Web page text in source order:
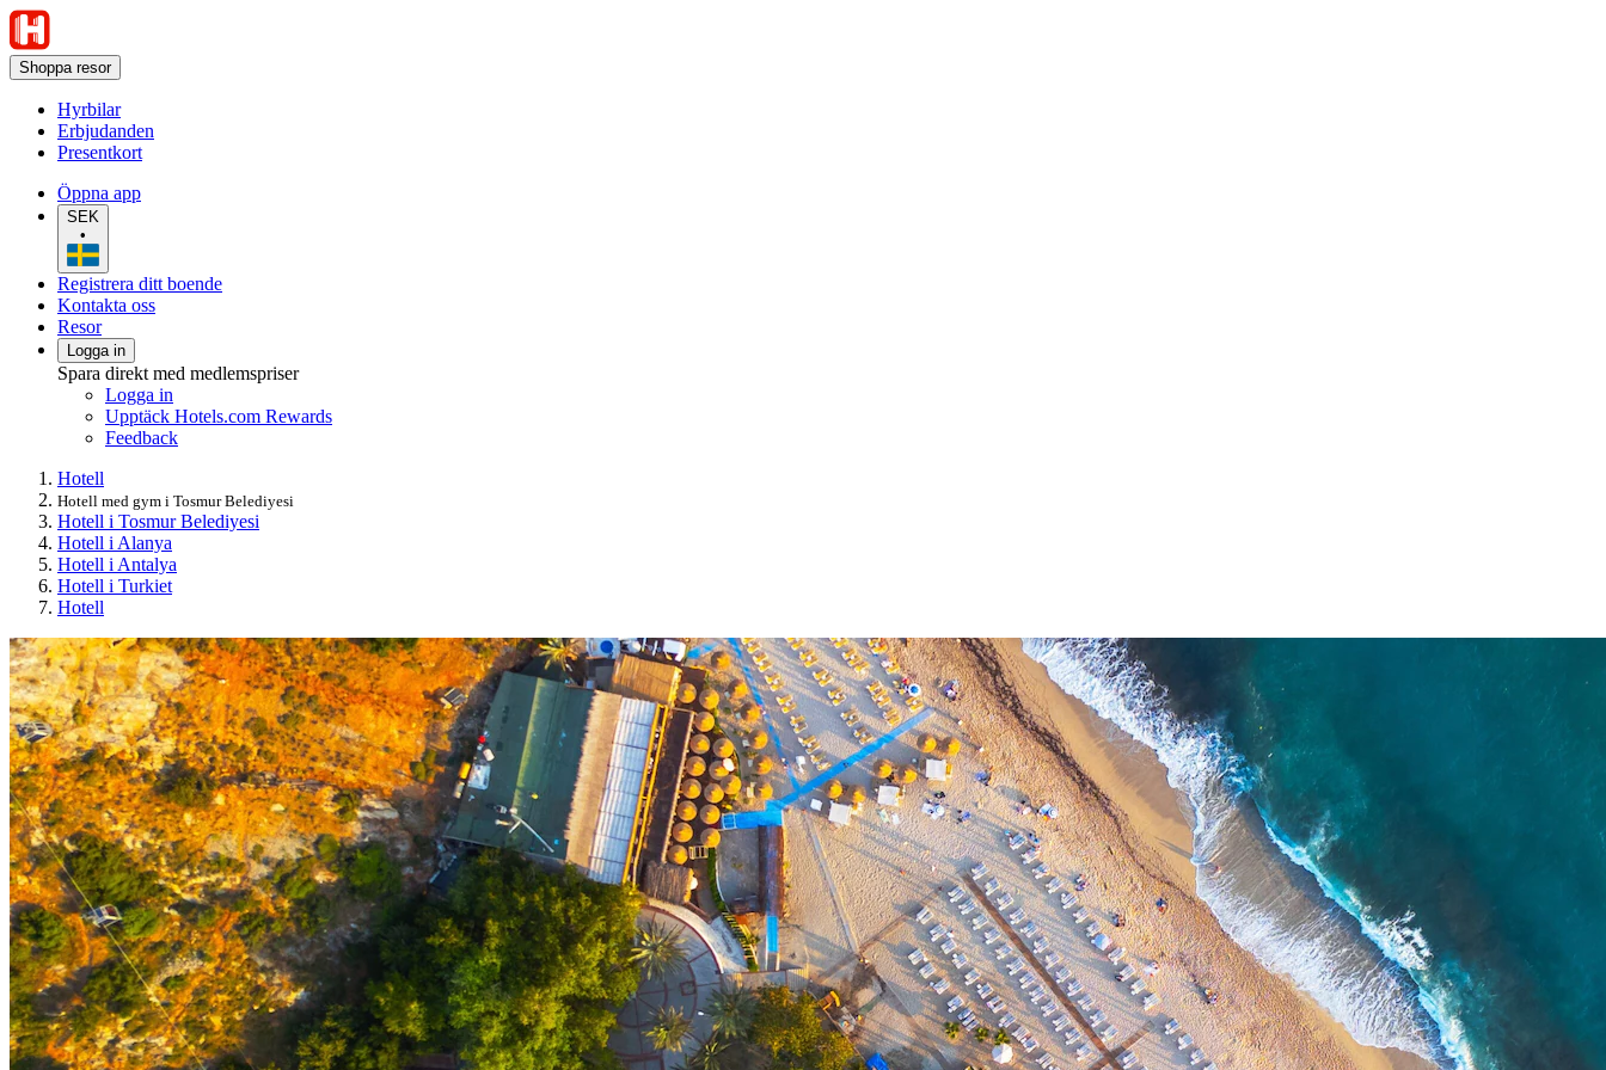
Shoppa resor
Hyrbilar
Erbjudanden
Presentkort
Öppna app
SEK
•
Registrera ditt boende
Kontakta oss
Resor
Logga in
Spara direkt med medlemspriser
Logga in
Upptäck Hotels.com Rewards
Feedback
Hotell
Hotell med gym i Tosmur Belediyesi
Hotell i Tosmur Belediyesi
Hotell i Alanya
Hotell i Antalya
Hotell i Turkiet
Hotell